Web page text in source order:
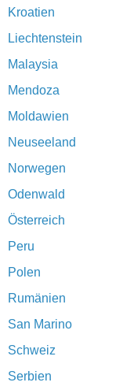
Kroatien
Liechtenstein
Malaysia
Mendoza
Moldawien
Neuseeland
Norwegen
Odenwald
Österreich
Peru
Polen
Rumänien
San Marino
Schweiz
Serbien